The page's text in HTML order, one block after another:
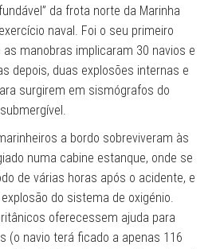
da frota norte da Marinha
naval. Foi o seu primeiro
manobras implicaram 30 navios e
depois, duas explosões internas e
surgirem em sismógrafos do
a bordo sobreviveram às
numa cabine estanque, onde se
de várias horas após o acidente, e
do sistema de oxigénio.
oferecessem ajuda para
(o navio terá ficado a apenas 116